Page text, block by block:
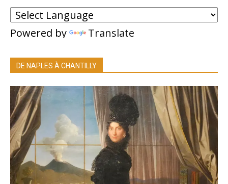
Powered by Translate
DE NAPLES À CHANTILLY